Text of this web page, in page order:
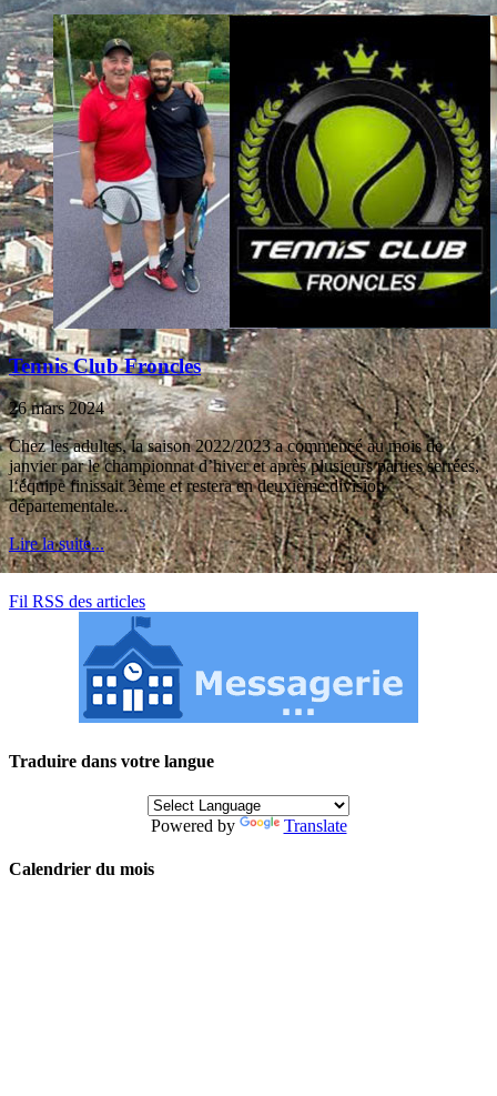
Tennis Club Froncles
26 mars 2024
Chez les adultes, la saison 2022/2023 a commencé au mois de
janvier par le championnat d’hiver et après plusieurs parties serrées,
l‘équipe finissait 3ème et restera en deuxième division
départementale...
Lire la suite...
Fil RSS des articles
Traduire dans votre langue
Powered by Translate
Calendrier du mois